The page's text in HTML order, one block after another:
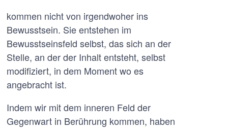
kommen nicht von irgendwoher ins
Bewusstsein. Sie entstehen im
Bewusstseinsfeld selbst, das sich an der
Stelle, an der der Inhalt entsteht, selbst
modifiziert, in dem Moment wo es
angebracht ist.
Indem wir mit dem inneren Feld der
Gegenwart in Berührung kommen, haben